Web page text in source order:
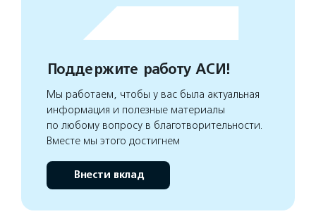
Поддержите работу АСИ!
Мы работаем, чтобы у вас была актуальная
информация и полезные материалы
по любому вопросу в благотворительности.
Вместе мы этого достигнем
Внести вклад